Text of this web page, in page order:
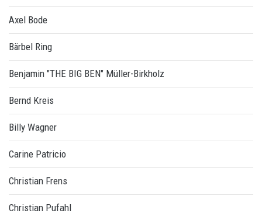
Axel Bode
Bärbel Ring
Benjamin "THE BIG BEN" Müller-Birkholz
Bernd Kreis
Billy Wagner
Carine Patricio
Christian Frens
Christian Pufahl